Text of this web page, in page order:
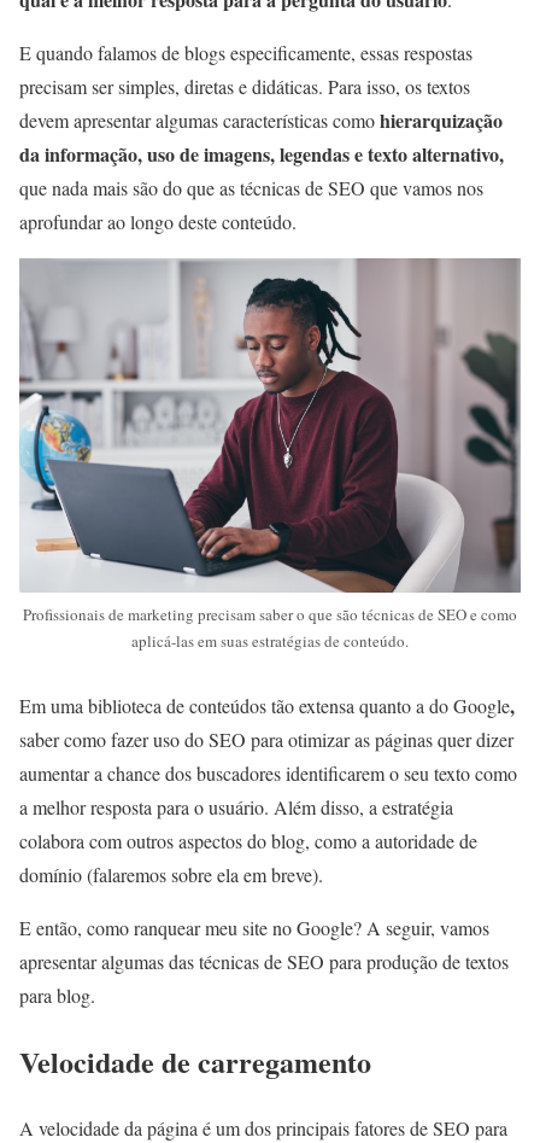
E quando falamos de blogs especificamente, essas respostas
precisam ser simples, diretas e didáticas. Para isso, os textos
devem apresentar algumas características comohierarquização
da informação, uso de imagens, legendas e texto alternativo,
que nada mais são do que as técnicas de SEO que vamos nos
aprofundar ao longo deste conteúdo.
Profissionais de marketing precisam saber o que são técnicas de SEO e como
aplicá-las em suas estratégias de conteúdo.
Em uma biblioteca de conteúdos tão extensa quanto a do Google,
saber como fazer uso do SEO para otimizar as páginas quer dizer
aumentar a chance dos buscadores identificarem o seu texto como
a melhor resposta para o usuário. Além disso, a estratégia
colabora com outros aspectos do blog, como a autoridade de
domínio (falaremos sobre ela em breve).
E então, como ranquear meu site no Google? A seguir, vamos
apresentar algumas das técnicas de SEO para produção de textos
para blog.
Velocidade de carregamento
A velocidade da página é um dos principais fatores de SEO para